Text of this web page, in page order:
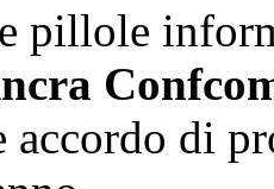
pillole
accordo di